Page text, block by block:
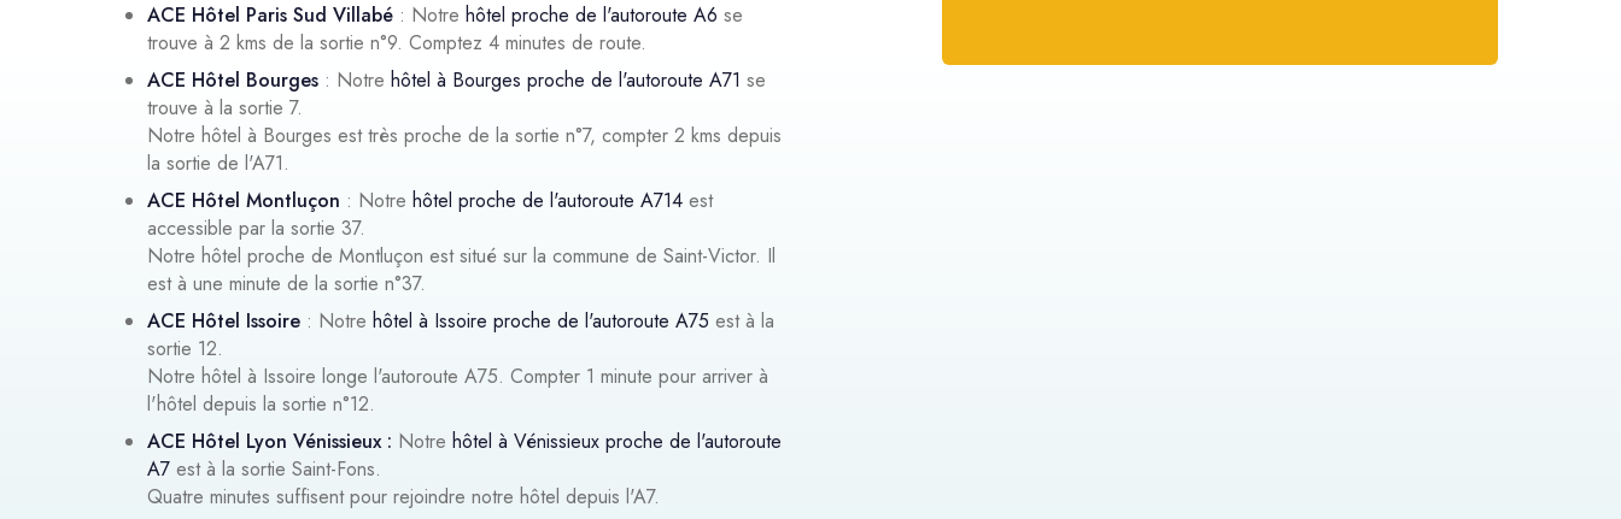
ACE Hôtel Paris Sud Villabé : Notre hôtel proche de l'autoroute A6 se
trouve à 2 kms de la sortie n°9. Comptez 4 minutes de route.
ACE Hôtel Bourges : Notre hôtel à Bourges proche de l'autoroute A71 se
trouve à la sortie 7.
Notre hôtel à Bourges est très proche de la sortie n°7, compter 2 kms depuis
la sortie de l'A71.
ACE Hôtel Montluçon : Notre hôtel proche de l'autoroute A714 est
accessible par la sortie 37.
Notre hôtel proche de Montluçon est situé sur la commune de Saint-Victor. Il
est à une minute de la sortie n°37.
ACE Hôtel Issoire : Notre hôtel à Issoire proche de l'autoroute A75 est à la
sortie 12.
Notre hôtel à Issoire longe l'autoroute A75. Compter 1 minute pour arriver à
l'hôtel depuis la sortie n°12.
ACE Hôtel Lyon Vénissieux : Notre hôtel à Vénissieux proche de l'autoroute
A7 est à la sortie Saint-Fons.
Quatre minutes suffisent pour rejoindre notre hôtel depuis l'A7.